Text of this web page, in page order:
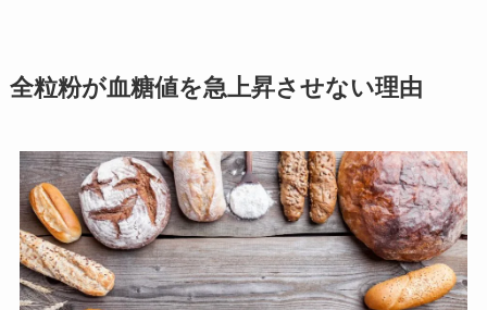
全粒粉が血糖値を急上昇させない理由